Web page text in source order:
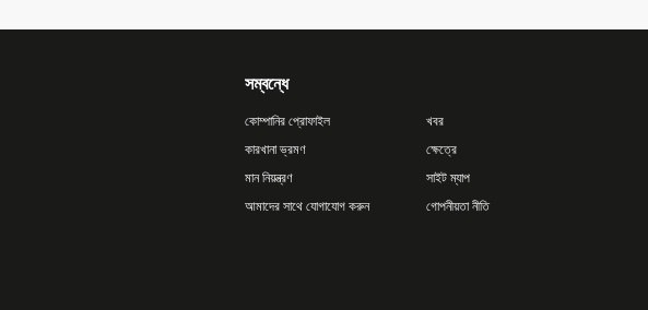
সম্বন্ধে
কোম্পানির প্রোফাইল
কারখানা ভ্রমণ
মান নিয়ন্ত্রণ
আমাদের সাথে যোগাযোগ করুন
খবর
ক্ষেত্রে
সাইট ম্যাপ
গোপনীয়তা নীতি